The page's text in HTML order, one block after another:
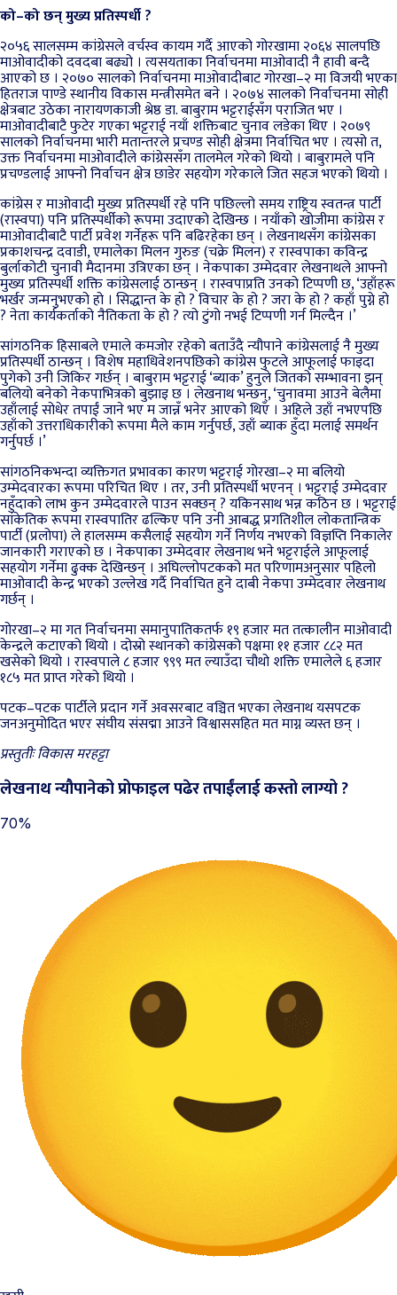
को–को छन् मुख्य प्रतिस्पर्धी ?
२०५६ सालसम्म कांग्रेसले वर्चस्व कायम गर्दै आएको गोरखामा २०६४ सालपछि
माओवादीको दवदबा बढ्यो । त्यसयताका निर्वाचनमा माओवादी नै हावी बन्दै
आएको छ । २०७० सालको निर्वाचनमा माओवादीबाट गोरखा–२ मा विजयी भएका
हितराज पाण्डे स्थानीय विकास मन्त्रीसमेत बने । २०७४ सालको निर्वाचनमा सोही
क्षेत्रबाट उठेका नारायणकाजी श्रेष्ठ डा. बाबुराम भट्टराईसँग पराजित भए ।
माओवादीबाटै फुटेर गएका भट्टराई नयाँ शक्तिबाट चुनाव लडेका थिए । २०७९
सालको निर्वाचनमा भारी मतान्तरले प्रचण्ड सोही क्षेत्रमा निर्वाचित भए । त्यसो त,
उक्त निर्वाचनमा माओवादीले कांग्रेससँग तालमेल गरेको थियो । बाबुरामले पनि
प्रचण्डलाई आफ्नो निर्वाचन क्षेत्र छाडेर सहयोग गरेकाले जित सहज भएको थियो ।
कांग्रेस र माओवादी मुख्य प्रतिस्पर्धी रहे पनि पछिल्लो समय राष्ट्रिय स्वतन्त्र पार्टी
(रास्वपा) पनि प्रतिस्पर्धीको रूपमा उदाएको देखिन्छ । नयाँको खोजीमा कांग्रेस र
माओवादीबाटै पार्टी प्रवेश गर्नेहरू पनि बढिरहेका छन् । लेखनाथसँग कांग्रेसका
प्रकाशचन्द्र दवाडी, एमालेका मिलन गुरुङ (चक्रे मिलन) र रास्वपाका कविन्द्र
बुर्लाकोटी चुनावी मैदानमा उत्रिएका छन् । नेकपाका उम्मेदवार लेखनाथले आफ्नो
मुख्य प्रतिस्पर्धी शक्ति कांग्रेसलाई ठान्छन् । रास्वपाप्रति उनको टिप्पणी छ, ‘उहाँहरू
भर्खर जन्मनुभएको हो । सिद्धान्त के हो ? विचार के हो ? जरा के हो ? कहाँ पुग्ने हो
? नेता कार्यकर्ताको नैतिकता के हो ? त्यो टुंगो नभई टिप्पणी गर्न मिल्दैन ।’
सांगठनिक हिसाबले एमाले कमजोर रहेको बताउँदै न्यौपाने कांग्रेसलाई नै मुख्य
प्रतिस्पर्धी ठान्छन् । विशेष महाधिवेशनपछिको कांग्रेस फुटले आफूलाई फाइदा
पुगेको उनी जिकिर गर्छन् । बाबुराम भट्टराई ‘ब्याक’ हुनुले जितको सम्भावना झन्
बलियो बनेको नेकपाभित्रको बुझाइ छ । लेखनाथ भन्छन्, ‘चुनावमा आउने बेलैमा
उहाँलाई सोधेर तपाईं जाने भए म जान्नँ भनेर आएको थिएँ । अहिले उहाँ नभएपछि
उहाँको उत्तराधिकारीको रूपमा मैले काम गर्नुपर्छ, उहाँ ब्याक हुँदा मलाई समर्थन
गर्नुपर्छ ।’
सांगठनिकभन्दा व्यक्तिगत प्रभावका कारण भट्टराई गोरखा–२ मा बलियो
उम्मेदवारका रूपमा परिचित थिए । तर, उनी प्रतिस्पर्धी भएनन् । भट्टराई उम्मेदवार
नहुँदाको लाभ कुन उम्मेदवारले पाउन सक्छन् ? यकिनसाथ भन्न कठिन छ । भट्टराई
सांकेतिक रूपमा रास्वपातिर ढल्किए पनि उनी आबद्ध प्रगतिशील लोकतान्त्रिक
पार्टी (प्रलोपा) ले हालसम्म कसैलाई सहयोग गर्ने निर्णय नभएको विज्ञप्ति निकालेर
जानकारी गराएको छ । नेकपाका उम्मेदवार लेखनाथ भने भट्टराईले आफूलाई
सहयोग गर्नेमा ढुक्क देखिन्छन् । अघिल्लोपटकको मत परिणामअनुसार पहिलो
माओवादी केन्द्र भएको उल्लेख गर्दै निर्वाचित हुने दाबी नेकपा उम्मेदवार लेखनाथ
गर्छन् ।
गोरखा–२ मा गत निर्वाचनमा समानुपातिकतर्फ १९ हजार मत तत्कालीन माओवादी
केन्द्रले कटाएको थियो । दोस्रो स्थानको कांग्रेसको पक्षमा ११ हजार ८८२ मत
खसेको थियो । रास्वपाले ८ हजार ९९९ मत ल्याउँदा चौथो शक्ति एमालेले ६ हजार
१८५ मत प्राप्त गरेको थियो ।
पटक–पटक पार्टीले प्रदान गर्ने अवसरबाट वञ्चित भएका लेखनाथ यसपटक
जनअनुमोदित भएर संघीय संसद्मा आउने विश्वाससहित मत माग्न व्यस्त छन् ।
प्रस्तुतीः विकास मरहट्टा
लेखनाथ न्यौपानेको प्रोफाइल पढेर तपाईंलाई कस्तो लाग्यो ?
70%